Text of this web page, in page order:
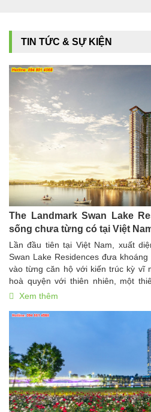
TIN TỨC & SỰ KIỆN
The Landmark Swan Lake
sống chưa từng có tại Việt
Lần đầu tiên tại Việt Nam, xuất
Swan Lake Residences đưa
vào từng căn hộ với kiến trúc kỳ vĩ
hoà quyện với thiên nhiên, một
trình diễn ánh sáng. Mở ra xu
những trải nghiệm sống chưa từng có
Xem thêm